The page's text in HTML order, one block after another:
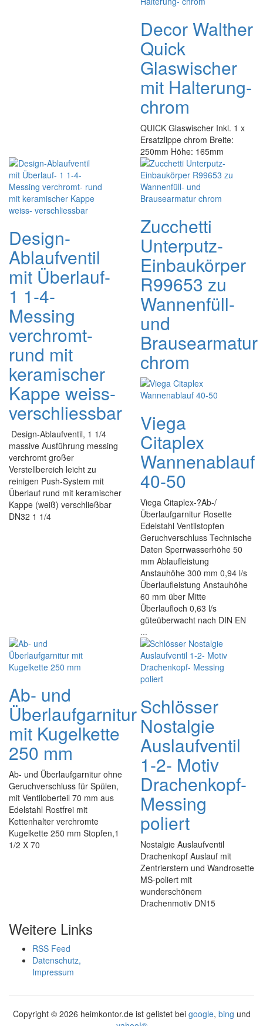
Decor Walther
Quick
Glaswischer
mit Halterung-
chrom
QUICK Glaswischer Inkl. 1 x
Ersatzlippe chrom Breite:
250mm Höhe: 165mm
Design-
Ablaufventil
mit Überlauf-
1 1-4-
Messing
verchromt-
rund mit
keramischer
Kappe weiss-
verschliessbar
Design-Ablaufventil, 1 1/4
massive Ausführung messing
verchromt großer
Verstellbereich leicht zu
reinigen Push-System mit
Überlauf rund mit keramischer
Kappe (weiß) verschließbar
DN32 1 1/4
Zucchetti
Unterputz-
Einbaukörper
R99653 zu
Wannenfüll-
und
Brausearmatur
chrom
Viega
Citaplex
Wannenablauf
40-50
Viega Citaplex-?Ab-/
Überlaufgarnitur Rosette
Edelstahl Ventilstopfen
Geruchverschluss Technische
Daten Sperrwasserhöhe 50
mm Ablaufleistung
Anstauhöhe 300 mm 0,94 l/s
Überlaufleistung Anstauhöhe
60 mm über Mitte
Überlaufloch 0,63 l/s
güteüberwacht nach DIN EN
...
Ab- und
Überlaufgarnitur
mit Kugelkette
250 mm
Ab- und Überlaufgarnitur ohne
Geruchverschluss für Spülen,
mit Ventiloberteil 70 mm aus
Edelstahl Rostfrei mit
Kettenhalter verchromte
Kugelkette 250 mm Stopfen,1
1/2 X 70
Schlösser
Nostalgie
Auslaufventil
1-2- Motiv
Drachenkopf-
Messing
poliert
Nostalgie Auslaufventil
Drachenkopf Auslauf mit
Zentrierstern und Wandrosette
MS-poliert mit
wunderschönem
Drachenmotiv DN15
Weitere Links
RSS Feed
Datenschutz,
Impressum
Copyright © 2026 heimkontor.de ist gelistet bei google, bing und